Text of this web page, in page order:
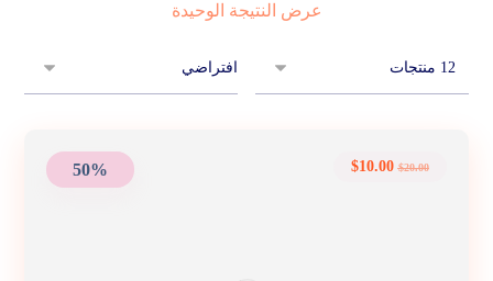
عرض النتيجة الوحيدة
50% $20.00
$10.00